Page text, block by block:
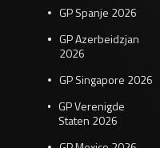
GP Spanje 2026
GP Azerbeidzjan
2026
GP Singapore 2026
GP Verenigde
Staten 2026